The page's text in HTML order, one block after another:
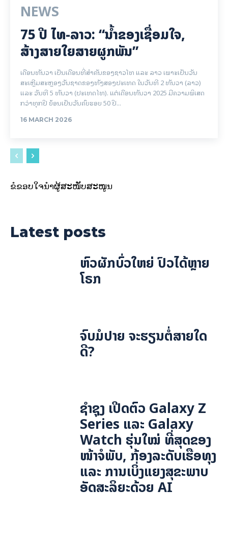
NEWS
75 ປີ ​ໄທ-ລາວ: “​ນ້ຳ​ຂອງ​ເຊື່ອມ​​ໃຈ,
ສ້າງສາຍໃຍ​ສາຍຜູກພັນ”
ເດືອນທັນວາ ເປັນເດືອນທີ່ສຳຄັນຂອງຊາວໄທ ແລະ ລາວ ເພາະເປັນວັນ
ສະເຫຼີມສະຫຼອງວັນຊາດຂອງທັງສອງປະເທດ ໃນວັນທີ 2 ທັນວາ (ລາວ)
ແລະ ວັນທີ 5 ທັນວາ (ປະເທດໄທ). ແຕ່ເດືອນທັນວາ 2025 ມີຄວາມພິເສດ
ກວ່າທຸກປີ ຍ້ອນເປັນວັນຄົບຮອບ 50 ປີ...
16 MARCH 2026
ຂໍຂອບໃຈນຳຜູ້ສະໜັບສະໜູນ
Latest posts
ຫົວຜັກບົ່ວໃຫຍ່ ປົວໄດ້ຫຼາຍ
ໂຣກ
ຈົບມໍປາຍ ຈະຮຽນຕໍ່ສາຍໃດ
ດີ?
ຊຳຊຸງ ເປີດຕົວ Galaxy Z
Series ແລະ Galaxy
Watch ຮຸ່ນໃໝ່ ທີ່ສຸດຂອງ
ໜ້າຈໍພັບ, ກ້ອງລະດັບເຮືອທຸງ
ແລະ ການເບິ່ງແຍງສຸຂະພາບ
ອັດສະລິຍະດ້ວຍ AI